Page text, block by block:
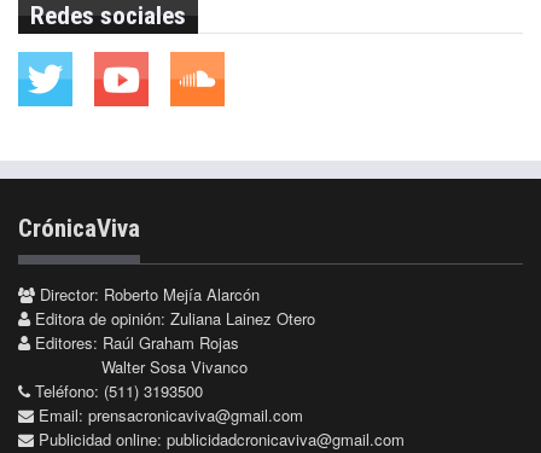
Redes sociales
CrónicaViva
Director: Roberto Mejía Alarcón
Editora de opinión: Zuliana Lainez Otero
Editores: Raúl Graham Rojas
Walter Sosa Vivanco
Teléfono: (511) 3193500
Email: prensacronicaviva@gmail.com
Publicidad online: publicidadcronicaviva@gmail.com